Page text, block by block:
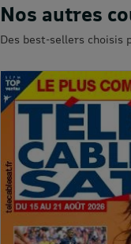
Nos autres
Des best-sellers choisis